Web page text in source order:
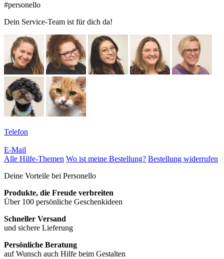
#personello
Dein Service-Team ist für dich da!
Telefon
E-Mail
Alle Hilfe-Themen Wo ist meine Bestellung? Bestellung widerrufen
Deine Vorteile bei Personello
Produkte, die Freude verbreiten
Über 100 persönliche Geschenkideen
Schneller Versand
und sichere Lieferung
Persönliche Beratung
auf Wunsch auch Hilfe beim Gestalten